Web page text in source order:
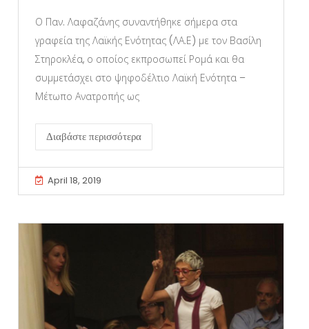
Ο Παν. Λαφαζάνης συναντήθηκε σήμερα στα
γραφεία της Λαϊκής Ενότητας (ΛΑ.Ε) με τον Βασίλη
Στηροκλέα, ο οποίος εκπροσωπεί Ρομά και θα
συμμετάσχει στο ψηφοδέλτιο Λαϊκή Ενότητα –
Μέτωπο Ανατροπής ως
Διαβάστε περισσότερα
April 18, 2019